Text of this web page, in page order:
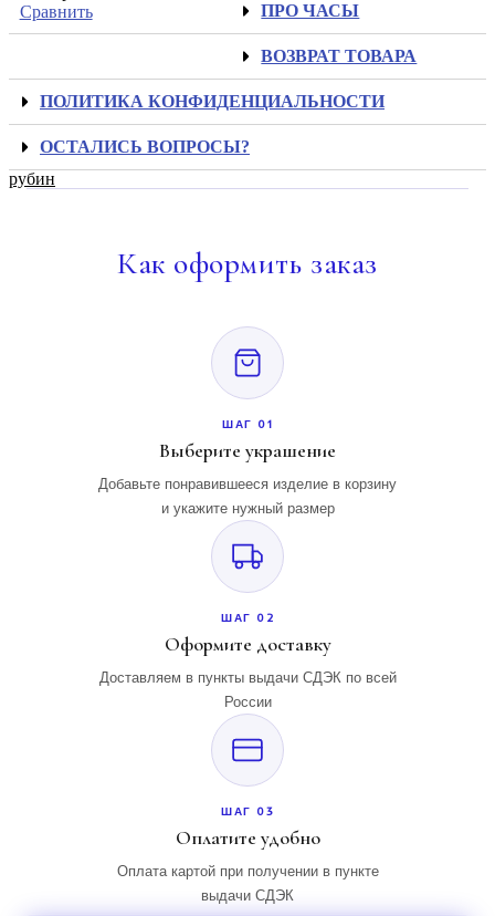
Сравнить
ПРО ЧАСЫ
ВОЗВРАТ ТОВАРА
ПОЛИТИКА КОНФИДЕНЦИАЛЬНОСТИ
ОСТАЛИСЬ ВОПРОСЫ?
рубин
Как оформить заказ
ШАГ 01
Выберите украшение
Добавьте понравившееся изделие в корзину
и укажите нужный размер
ШАГ 02
Оформите доставку
Доставляем в пункты выдачи СДЭК по всей
России
ШАГ 03
Оплатите удобно
Оплата картой при получении в пункте
выдачи СДЭК